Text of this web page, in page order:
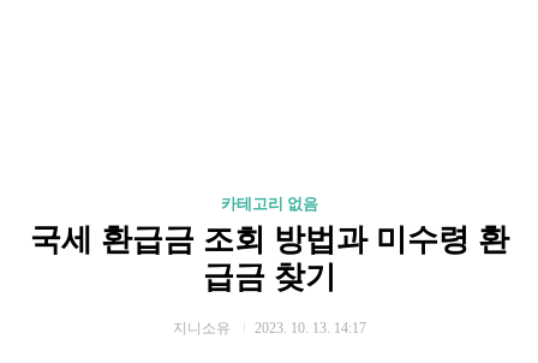
카테고리 없음
국세 환급금 조회 방법과 미수령 환
급금 찾기
지니소유 2023. 10. 13. 14:17